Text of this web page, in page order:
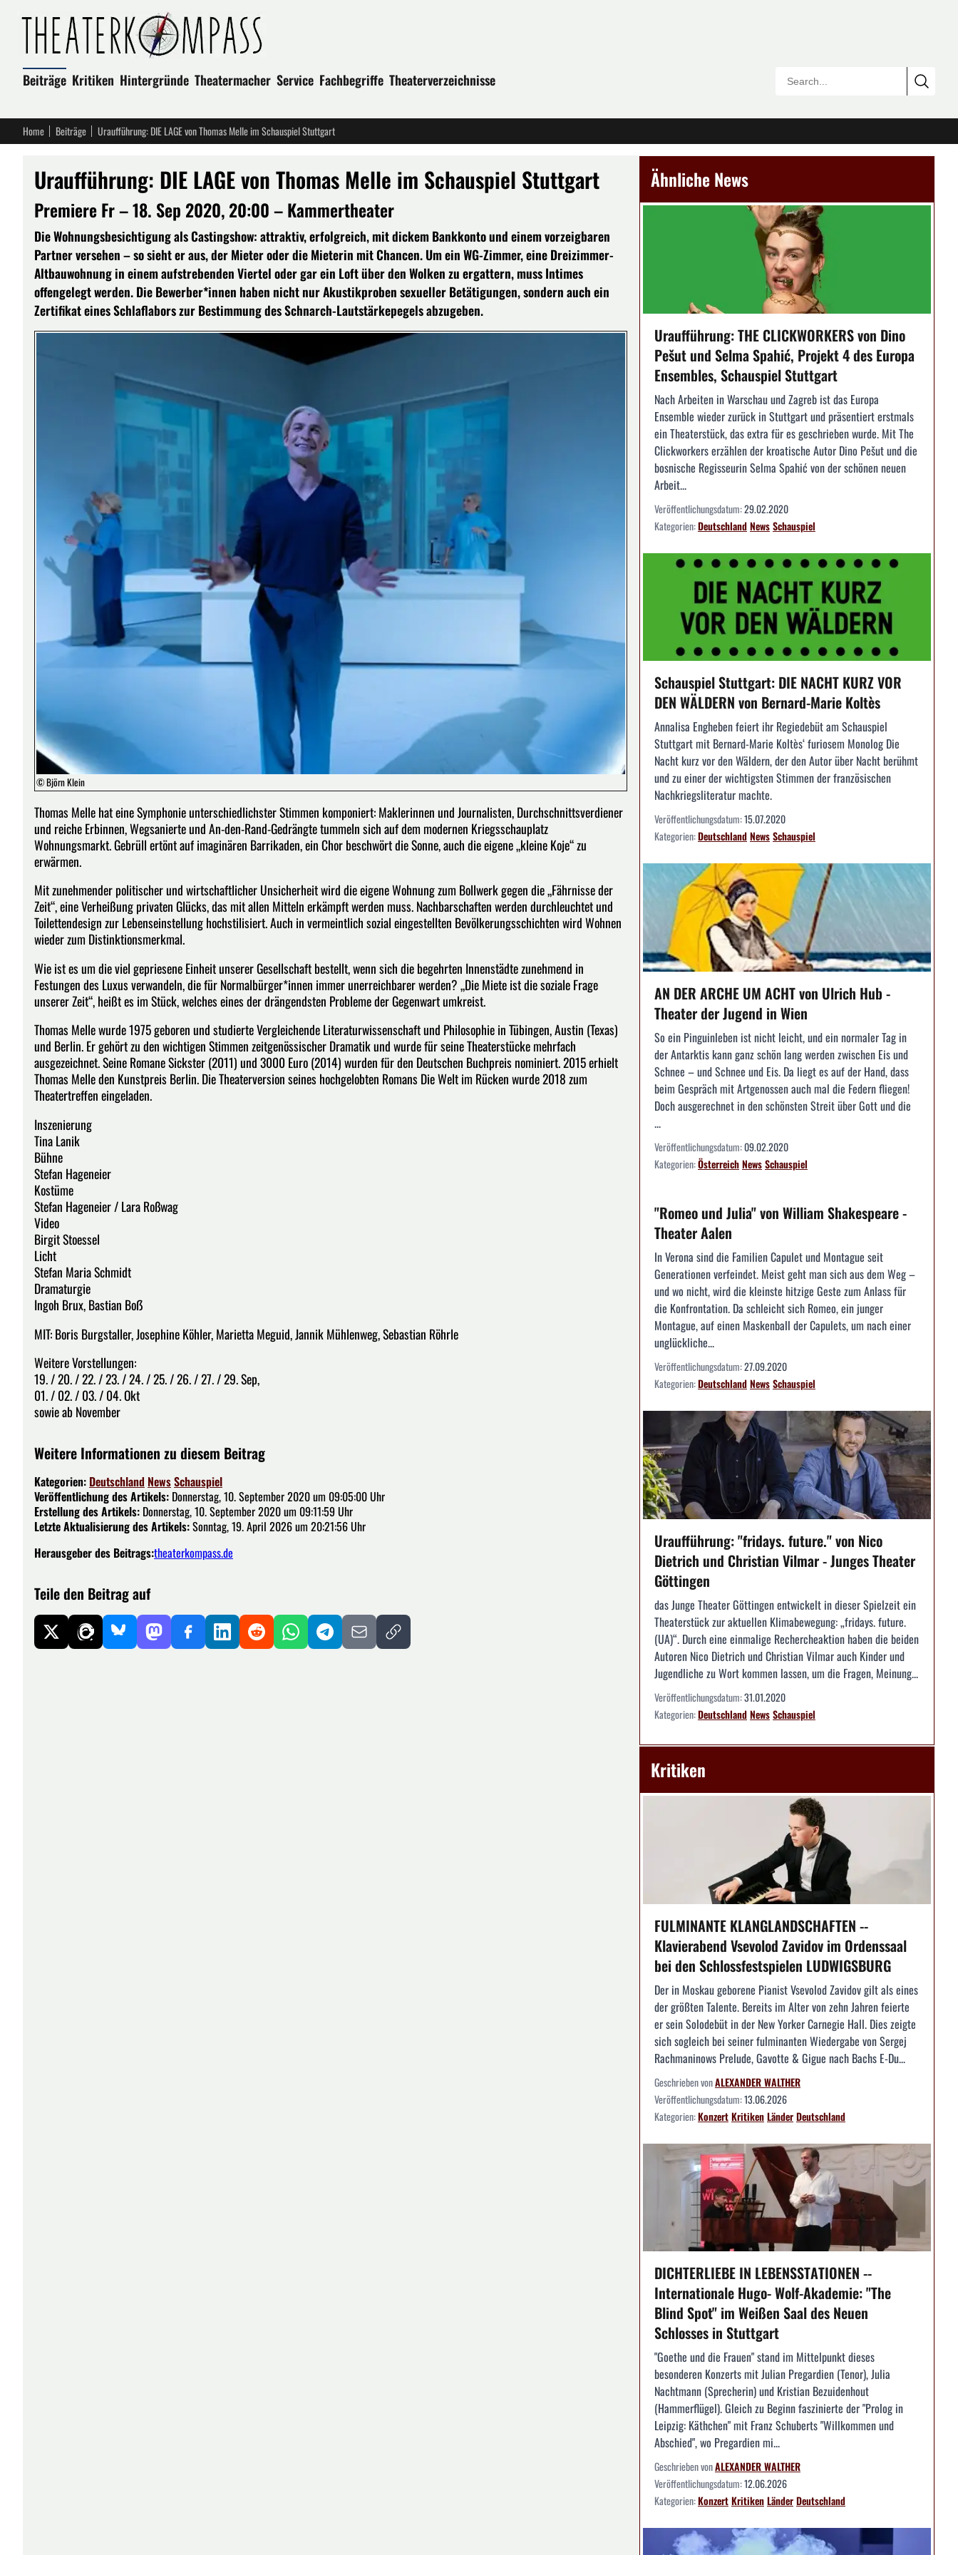
Beiträge Kritiken Hintergründe Theatermacher Service Fachbegriffe Theaterverzeichnisse
Home Beiträge Uraufführung: DIE LAGE von Thomas Melle im Schauspiel Stuttgart
Uraufführung: DIE LAGE von Thomas Melle im Schauspiel Stuttgart
Premiere Fr – 18. Sep 2020, 20:00 – Kammertheater
Die Wohnungsbesichtigung als Castingshow: attraktiv, erfolgreich, mit dickem Bankkonto und einem vorzeigbaren
Partner versehen – so sieht er aus, der Mieter oder die Mieterin mit Chancen. Um ein WG-Zimmer, eine Dreizimmer-
Altbauwohnung in einem aufstrebenden Viertel oder gar ein Loft über den Wolken zu ergattern, muss Intimes
offengelegt werden. Die Bewerber*innen haben nicht nur Akustikproben sexueller Betätigungen, sondern auch ein
Zertifikat eines Schlaflabors zur Bestimmung des Schnarch-Lautstärkepegels abzugeben.
© Björn Klein
Thomas Melle hat eine Symphonie unterschiedlichster Stimmen komponiert: Maklerinnen und Journalisten, Durchschnittsverdiener
und reiche Erbinnen, Wegsanierte und An-den-Rand-Gedrängte tummeln sich auf dem modernen Kriegsschauplatz
Wohnungsmarkt. Gebrüll ertönt auf imaginären Barrikaden, ein Chor beschwört die Sonne, auch die eigene „kleine Koje“ zu
erwärmen.
Mit zunehmender politischer und wirtschaftlicher Unsicherheit wird die eigene Wohnung zum Bollwerk gegen die „Fährnisse der
Zeit“, eine Verheißung privaten Glücks, das mit allen Mitteln erkämpft werden muss. Nachbarschaften werden durchleuchtet und
Toilettendesign zur Lebenseinstellung hochstilisiert. Auch in vermeintlich sozial eingestellten Bevölkerungsschichten wird Wohnen
wieder zum Distinktionsmerkmal.
Wie ist es um die viel gepriesene Einheit unserer Gesellschaft bestellt, wenn sich die begehrten Innenstädte zunehmend in
Festungen des Luxus verwandeln, die für Normalbürger*innen immer unerreichbarer werden? „Die Miete ist die soziale Frage
unserer Zeit“, heißt es im Stück, welches eines der drängendsten Probleme der Gegenwart umkreist.
Thomas Melle wurde 1975 geboren und studierte Vergleichende Literaturwissenschaft und Philosophie in Tübingen, Austin (Texas)
und Berlin. Er gehört zu den wichtigen Stimmen zeitgenössischer Dramatik und wurde für seine Theaterstücke mehrfach
ausgezeichnet. Seine Romane Sickster (2011) und 3000 Euro (2014) wurden für den Deutschen Buchpreis nominiert. 2015 erhielt
Thomas Melle den Kunstpreis Berlin. Die Theaterversion seines hochgelobten Romans Die Welt im Rücken wurde 2018 zum
Theatertreffen eingeladen.
Inszenierung
Tina Lanik
Bühne
Stefan Hageneier
Kostüme
Stefan Hageneier / Lara Roßwag
Video
Birgit Stoessel
Licht
Stefan Maria Schmidt
Dramaturgie
Ingoh Brux, Bastian Boẞ
MIT: Boris Burgstaller, Josephine Köhler, Marietta Meguid, Jannik Mühlenweg, Sebastian Röhrle
Weitere Vorstellungen:
19. / 20. / 22. / 23. / 24. / 25. / 26. / 27. / 29. Sep,
01. / 02. / 03. / 04. Okt
sowie ab November
Weitere Informationen zu diesem Beitrag
Kategorien: Deutschland NewsSchauspiel
Veröffentlichung des Artikels: Donnerstag, 10. September 2020 um 09:05:00 Uhr
Erstellung des Artikels: Donnerstag, 10. September 2020 um 09:11:59 Uhr
Letzte Aktualisierung des Artikels:Sonntag, 19. April 2026 um 20:21:56 Uhr
Herausgeber des Beitrags:theaterkompass.de
Teile den Beitrag auf
Ähnliche News
Uraufführung: THE CLICKWORKERS von Dino
Pešut und Selma Spahić, Projekt 4 des Europa
Ensembles, Schauspiel Stuttgart
Nach Arbeiten in Warschau und Zagreb ist das Europa
Ensemble wieder zurück in Stuttgart und präsentiert erstmals
ein Theaterstück, das extra für es geschrieben wurde. Mit The
Clickworkers erzählen der kroatische Autor Dino Pešut und die
bosnische Regisseurin Selma Spahić von der schönen neuen
Arbeit...
Veröffentlichungsdatum:29.02.2020
Kategorien:DeutschlandNewsSchauspiel
Schauspiel Stuttgart: DIE NACHT KURZ VOR
DEN WÄLDERN von Bernard-Marie Koltès
Annalisa Engheben feiert ihr Regiedebüt am Schauspiel
Stuttgart mit Bernard-Marie Koltès‘ furiosem Monolog Die
Nacht kurz vor den Wäldern, der den Autor über Nacht berühmt
und zu einer der wichtigsten Stimmen der französischen
Nachkriegsliteratur machte.
Veröffentlichungsdatum:15.07.2020
Kategorien:DeutschlandNewsSchauspiel
AN DER ARCHE UM ACHT von Ulrich Hub -
Theater der Jugend in Wien
So ein Pinguinleben ist nicht leicht, und ein normaler Tag in
der Antarktis kann ganz schön lang werden zwischen Eis und
Schnee – und Schnee und Eis. Da liegt es auf der Hand, dass
beim Gespräch mit Artgenossen auch mal die Federn fliegen!
Doch ausgerechnet in den schönsten Streit über Gott und die
...
Veröffentlichungsdatum:09.02.2020
Kategorien:ÖsterreichNewsSchauspiel
"Romeo und Julia" von William Shakespeare -
Theater Aalen
In Verona sind die Familien Capulet und Montague seit
Generationen verfeindet. Meist geht man sich aus dem Weg –
und wo nicht, wird die kleinste hitzige Geste zum Anlass für
die Konfrontation. Da schleicht sich Romeo, ein junger
Montague, auf einen Maskenball der Capulets, um nach einer
unglückliche...
Veröffentlichungsdatum:27.09.2020
Kategorien:DeutschlandNewsSchauspiel
Uraufführung: "fridays. future." von Nico
Dietrich und Christian Vilmar - Junges Theater
Göttingen
das Junge Theater Göttingen entwickelt in dieser Spielzeit ein
Theaterstück zur aktuellen Klimabewegung: „fridays. future.
(UA)“. Durch eine einmalige Rechercheaktion haben die beiden
Autoren Nico Dietrich und Christian Vilmar auch Kinder und
Jugendliche zu Wort kommen lassen, um die Fragen, Meinung...
Veröffentlichungsdatum:31.01.2020
Kategorien:DeutschlandNewsSchauspiel
Kritiken
FULMINANTE KLANGLANDSCHAFTEN --
Klavierabend Vsevolod Zavidov im Ordenssaal
bei den Schlossfestspielen LUDWIGSBURG
Der in Moskau geborene Pianist Vsevolod Zavidov gilt als eines
der größten Talente. Bereits im Alter von zehn Jahren feierte
er sein Solodebüt in der New Yorker Carnegie Hall. Dies zeigte
sich sogleich bei seiner fulminanten Wiedergabe von Sergej
Rachmaninows Prelude, Gavotte & Gigue nach Bachs E-Du...
Geschrieben vonALEXANDER WALTHER
Veröffentlichungsdatum:13.06.2026
Kategorien:KonzertKritikenLänderDeutschland
DICHTERLIEBE IN LEBENSSTATIONEN --
Internationale Hugo- Wolf-Akademie: "The
Blind Spot" im Weißen Saal des Neuen
Schlosses in Stuttgart
"Goethe und die Frauen" stand im Mittelpunkt dieses
besonderen Konzerts mit Julian Pregardien (Tenor), Julia
Nachtmann (Sprecherin) und Kristian Bezuidenhout
(Hammerflügel). Gleich zu Beginn faszinierte der "Prolog in
Leipzig: Käthchen" mit Franz Schuberts "Willkommen und
Abschied", wo Pregardien mi...
Geschrieben vonALEXANDER WALTHER
Veröffentlichungsdatum:12.06.2026
Kategorien:KonzertKritikenLänderDeutschland